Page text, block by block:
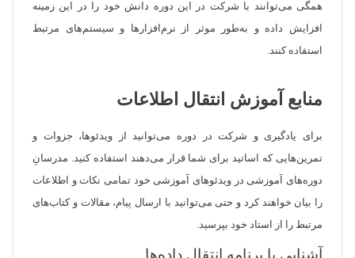
همگی می‌توانند با شرکت در این دوره دانش خود را در این زمینه
افزایش داده و به‌طور موثر از نرم‌افزارها و سیستم‌های مرتبط
استفاده کنند.
منابع آموزش انتقال اطلاعات
برای یادگیری و شرکت در دوره می‌توانید از ویدئوها، جزوات و
تمرین‌هایی که اساتید برای شما قرار می‌دهند استفاده کنید. مدرسانِ
دوره‌های آموزشی در ویدئوهای آموزشی خود تمامی نکات و اطلاعات
را بیان خواهند کرد و حتی می‌توانید با ارسال پیام، مقالات و کتاب‌های
مرتبط را از استاد خود بپرسید.
آشنایی با برنامه انتقال داده‌ها